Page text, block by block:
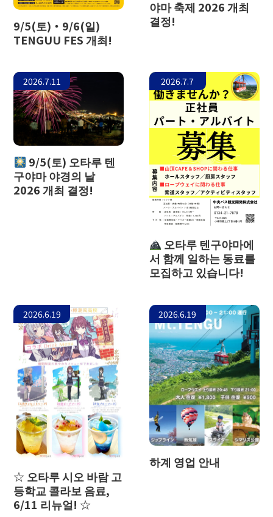
텐구야마스노스쿨
오타루 스키 연맹
오타루 텐구야마 스키 학교
9/5(토)・9/6(일)
TENGUU FES 개최!
야마 축제 2026 개최
결정!
2026.7.11
9/5(토) 오타루 텐
구야마 야경의 날
2026 개최 결정!
2026.7.7
오타루 텐구야마에
서 함께 일하는 동료를
모집하고 있습니다!
2026.6.19
☆ 오타루 시오 바람 고
등학교 콜라보 음료,
6/11 리뉴얼! ☆
2026.6.19
하계 영업 안내